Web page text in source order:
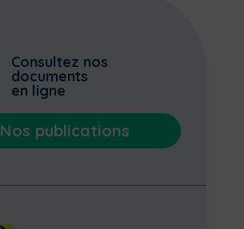
Consultez nos
documents
en ligne
Nos publications